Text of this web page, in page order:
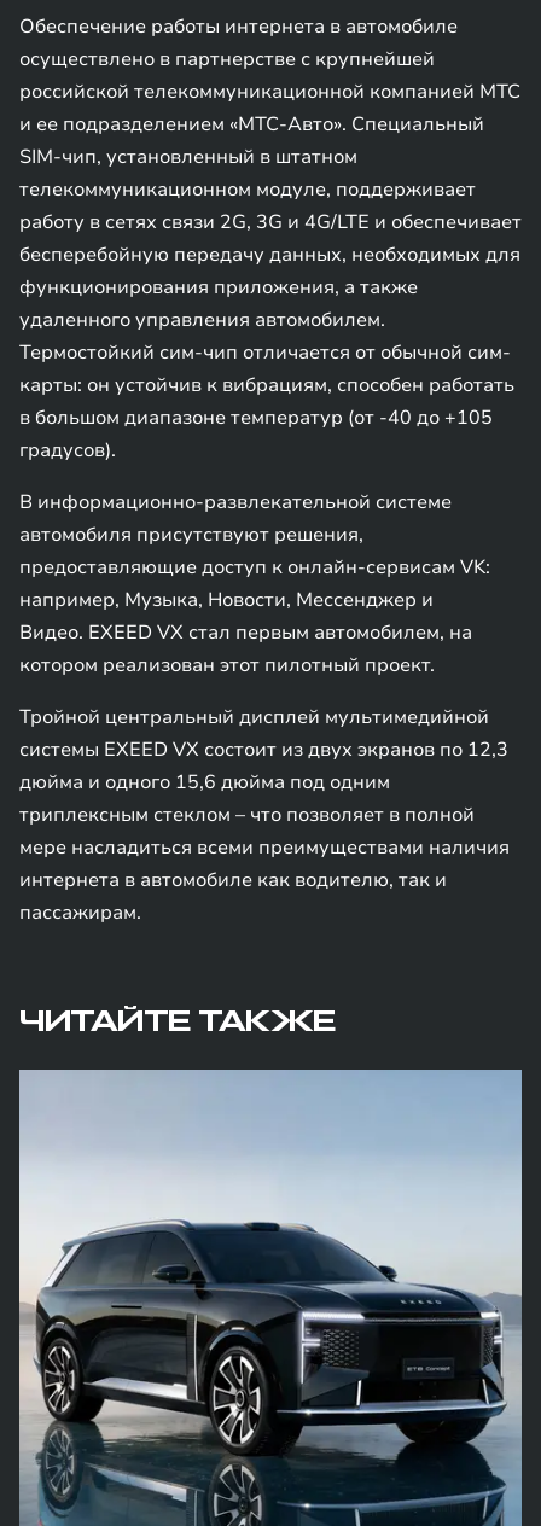
Обеспечение работы интернета в автомобиле
осуществлено в партнерстве с крупнейшей
российской телекоммуникационной компанией МТС
и ее подразделением «МТС-Авто». Специальный
SIM-чип, установленный в штатном
телекоммуникационном модуле, поддерживает
работу в сетях связи 2G, 3G и 4G/LTE и обеспечивает
бесперебойную передачу данных, необходимых для
функционирования приложения, а также
удаленного управления автомобилем.
Термостойкий сим-чип отличается от обычной сим-
карты: он устойчив к вибрациям, способен работать
в большом диапазоне температур (от -40 до +105
градусов).
В информационно-развлекательной системе
автомобиля присутствуют решения,
предоставляющие доступ к онлайн-сервисам VK:
например, Музыка, Новости, Мессенджер и
Видео. EXEED VX стал первым автомобилем, на
котором реализован этот пилотный проект.
Тройной центральный дисплей мультимедийной
системы EXEED VX состоит из двух экранов по 12,3
дюйма и одного 15,6 дюйма под одним
триплексным стеклом – что позволяет в полной
мере насладиться всеми преимуществами наличия
интернета в автомобиле как водителю, так и
пассажирам.
ЧИТАЙТЕ ТАКЖЕ